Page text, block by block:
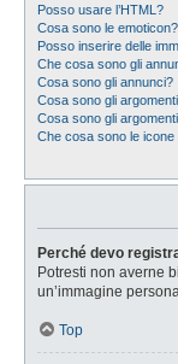
Posso usare l’HTML?
Cosa sono le emoticon?
Posso inserire delle
Che cosa sono gli
Cosa sono gli annunci?
Cosa sono gli
Cosa sono gli
Che cosa sono le icone
Perché devo
Potresti non averne
un’immagine
Top